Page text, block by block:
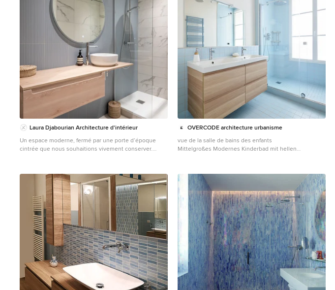
Laura Djabourian Architecture d'intérieur
Un espace moderne, fermé par une porte d’époque
cintrée que nous souhaitions vivement conserver.
un bel espace rangement au fond de la pièce. N’ayant
pas d’éclairage naturel dans cette pièce, j’ai dû opter
pour une faïence lumineuse et contrastée.
OVERCODE architecture urbanisme
vue de la salle de bains des enfants
Mittelgroßes Modernes Kinderbad mit hellen
blauem Boden, Falttür-Duschabtrennung,
Doppelwaschbecken, schwebendem Waschtisch und
Holzdecke in Paris